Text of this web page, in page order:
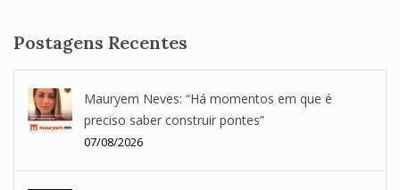
Postagens Recentes
Mauryem Neves: “Há momentos em que é
preciso saber construir pontes”
07/08/2026